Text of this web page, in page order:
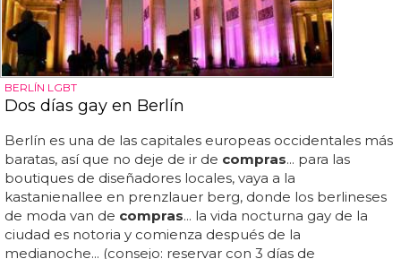
BERLÍN LGBT
Dos días gay en Berlín
Berlín es una de las capitales europeas occidentales más
baratas, así que no deje de ir de compras... para las
boutiques de diseñadores locales, vaya a la
kastanienallee en prenzlauer berg, donde los berlineses
de moda van de compras... la vida nocturna gay de la
ciudad es notoria y comienza después de la
medianoche... (consejo: reservar con 3 días de